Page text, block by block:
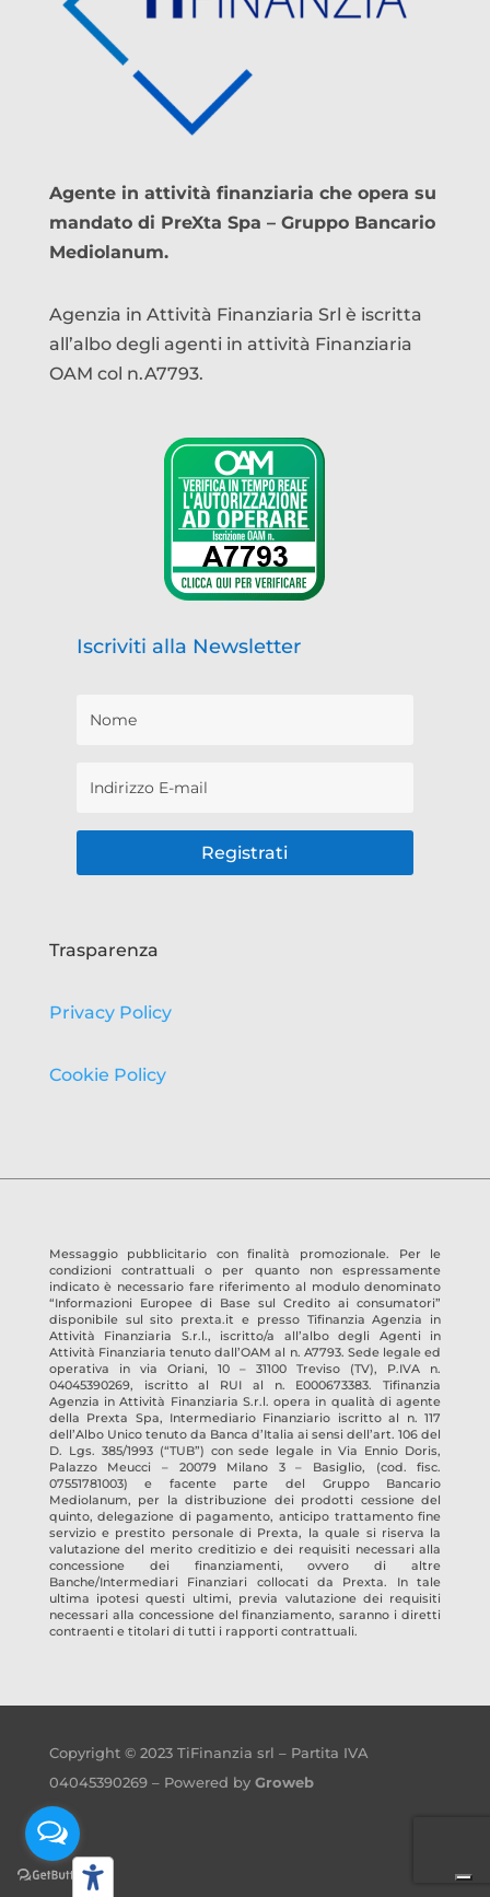
Agente in attività finanziaria che opera su
mandato di PreXta Spa – Gruppo Bancario
Mediolanum.
Agenzia in Attività Finanziaria Srl è iscritta
all’albo degli agenti in attività Finanziaria
OAM col n.A7793.
Iscriviti alla Newsletter
Registrati
Trasparenza
Privacy Policy
Cookie Policy
Messaggio pubblicitario con finalità promozionale. Per le
condizioni contrattuali o per quanto non espressamente
indicato è necessario fare riferimento al modulo denominato
“Informazioni Europee di Base sul Credito ai consumatori”
disponibile sul sito prexta.it e presso Tifinanzia Agenzia in
Attività Finanziaria S.r.l., iscritto/a all’albo degli Agenti in
Attività Finanziaria tenuto dall’OAM al n. A7793. Sede legale ed
operativa in via Oriani, 10 – 31100 Treviso (TV), P.IVA n.
04045390269, iscritto al RUI al n. E000673383.Tifinanzia
Agenzia in Attività Finanziaria S.r.l. opera in qualità di agente
della Prexta Spa, Intermediario Finanziario iscritto al n. 117
dell’Albo Unico tenuto da Banca d’Italia ai sensi dell’art. 106 del
D. Lgs. 385/1993 (“TUB”) con sede legale in Via Ennio Doris,
Palazzo Meucci – 20079 Milano 3 – Basiglio, (cod. fisc.
07551781003) e facente parte del Gruppo Bancario
Mediolanum, per la distribuzione dei prodotti cessione del
quinto, delegazione di pagamento, anticipo trattamento fine
servizio e prestito personale di Prexta, la quale si riserva la
valutazione del merito creditizio e dei requisiti necessari alla
concessione dei finanziamenti, ovvero di altre
Banche/Intermediari Finanziari collocati da Prexta. In tale
ultima ipotesi questi ultimi, previa valutazione dei requisiti
necessari alla concessione del finanziamento, saranno i diretti
contraenti e titolari di tutti i rapporti contrattuali.
Copyright © 2023 TiFinanzia srl – Partita IVA
04045390269 – Powered by Groweb